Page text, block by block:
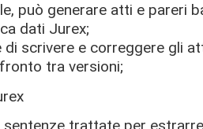
può generare atti e pareri
dati Jurex;
scrivere e correggere gli
tra versioni;